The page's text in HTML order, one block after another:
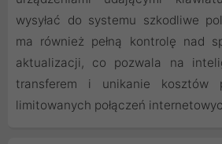
wysyłać do systemu szkodliwe
ma również pełną kontrolę nad
aktualizacji, co pozwala na
transferem i unikanie kosztów
limitowanych połączeń